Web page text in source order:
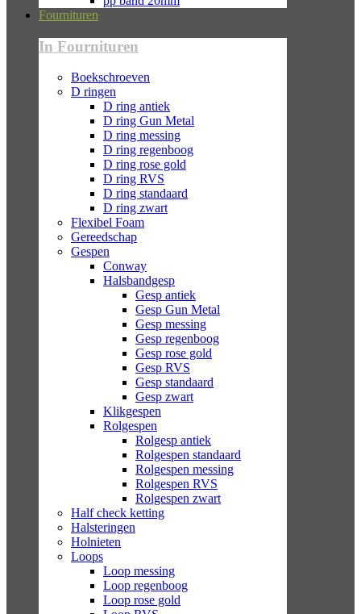
Fournituren
In Fournituren
Boekschroeven
D ringen
D ring antiek
D ring Gun Metal
D ring messing
D ring regenboog
D ring rose gold
D ring RVS
D ring standaard
D ring zwart
Flexibel Foam
Gereedschap
Gespen
Conway
Halsbandgesp
Gesp antiek
Gesp Gun Metal
Gesp messing
Gesp regenboog
Gesp rose gold
Gesp RVS
Gesp standaard
Gesp zwart
Klikgespen
Rolgespen
Rolgesp antiek
Rolgespen standaard
Rolgespen messing
Rolgespen RVS
Rolgespen zwart
Half check ketting
Halsteringen
Holnieten
Loops
Loop messing
Loop regenboog
Loop rose gold